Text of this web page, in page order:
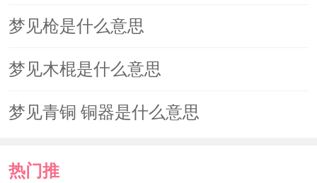
梦见用刀搅拌东西，预示你将和别
入低微的工作。
梦见枪是什么意思
梦见木棍是什么意思
梦见青铜 铜器是什么意思
热门推